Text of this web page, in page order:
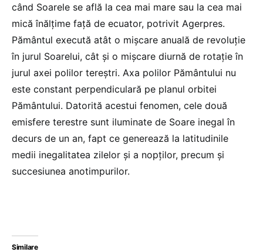
când Soarele se află la cea mai mare sau la cea mai
mică înălţime faţă de ecuator, potrivit Agerpres.
Pământul execută atât o mişcare anuală de revoluţie
în jurul Soarelui, cât şi o mişcare diurnă de rotaţie în
jurul axei polilor tereştri. Axa polilor Pământului nu
este constant perpendiculară pe planul orbitei
Pământului. Datorită acestui fenomen, cele două
emisfere terestre sunt iluminate de Soare inegal în
decurs de un an, fapt ce generează la latitudinile
medii inegalitatea zilelor şi a nopţilor, precum şi
succesiunea anotimpurilor.
Similare